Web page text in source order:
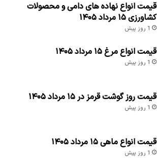
قیمت انواع نهاده های دامی و محصولات
کشاورزی ۱۵ مرداد ۱۴۰۵
1 روز پیش
قیمت انواع مرغ ۱۵ مرداد ۱۴۰۵
1 روز پیش
قیمت روز گوشت قرمز در ۱۵ مرداد ۱۴۰۵
1 روز پیش
قیمت انواع ماهی ۱۵ مرداد ۱۴۰۵
1 روز پیش